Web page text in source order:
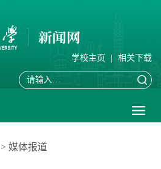
学校主页 相关下载
> 媒体报道